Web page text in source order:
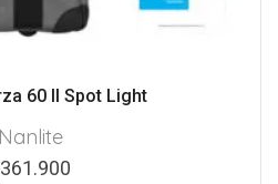
60 II Spot Light
Nanlite
361.900